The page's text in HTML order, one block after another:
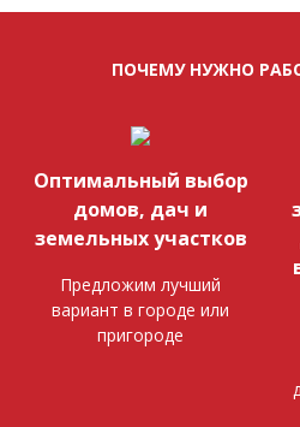
ПОЧЕМУ НУЖНО
Оптимальный выбор
домов, дач и
земельных участков
Предложим лучший
вариант в городе или
пригороде